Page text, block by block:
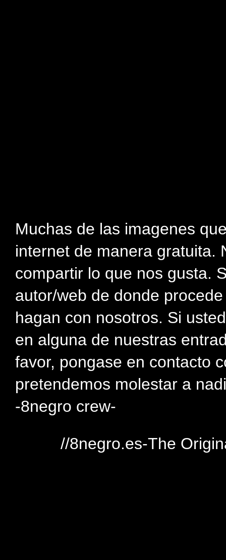
Muchas de las imagenes
internet de manera gratuita.
compartir lo que nos gusta.
autor/web de donde
hagan con nosotros. Si
en alguna de nuestras
favor, pongase en contacto
pretendemos molestar a
-8negro crew-
//8negro.es-The